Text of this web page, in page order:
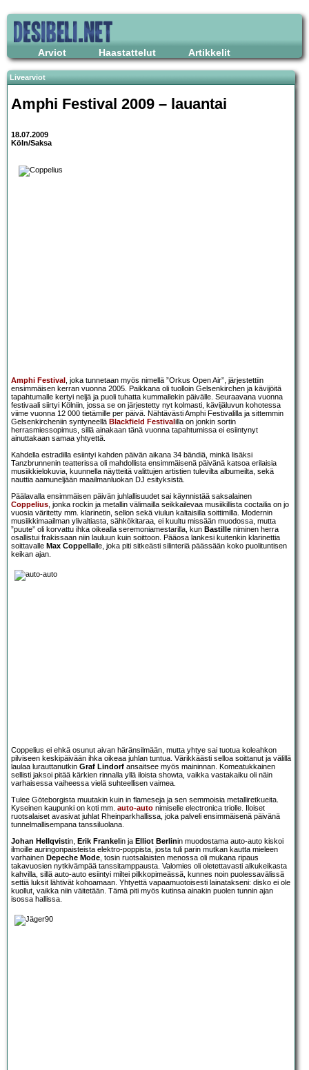
Arviot Haastattelut Artikkelit
Livearviot
Amphi Festival 2009 – lauantai
18.07.2009
Köln/Saksa
Amphi Festival , joka tunnetaan myös nimellä ”Orkus Open Air”, järjestettiin
ensimmäisen kerran vuonna 2005. Paikkana oli tuolloin Gelsenkirchen ja kävijöitä
tapahtumalle kertyi neljä ja puoli tuhatta kummallekin päivälle. Seuraavana vuonna
festivaali siirtyi Kölniin, jossa se on järjestetty nyt kolmasti, kävijäluvun kohotessa
viime vuonna 12 000 tietämille per päivä. Nähtävästi Amphi Festivalilla ja sittemmin
Gelsenkircheniin syntyneellä Blackfield Festivalilla on jonkin sortin
herrasmiessopimus, sillä ainakaan tänä vuonna tapahtumissa ei esiintynyt
ainuttakaan samaa yhtyettä.
Kahdella estradilla esiintyi kahden päivän aikana 34 bändiä, minkä lisäksi
Tanzbrunnenin teatterissa oli mahdollista ensimmäisenä päivänä katsoa erilaisia
musiikkielokuvia, kuunnella näytteitä valittujen artistien tulevilta albumeilta, sekä
nauttia aamuneljään maailmanluokan DJ esityksistä.
Päälavalla ensimmäisen päivän juhlallisuudet sai käynnistää saksalainen
Coppelius, jonka rockin ja metallin välimailla seikkailevaa musiikillista coctailia on jo
vuosia väritetty mm. klarinetin, sellon sekä viulun kaltaisilla soittimilla. Modernin
musiikkimaailman ylivaltiasta, sähkökitaraa, ei kuultu missään muodossa, mutta
”puute” oli korvattu ihka oikealla seremoniamestarilla, kun Bastille niminen herra
osallistui frakissaan niin lauluun kuin soittoon. Pääosa lankesi kuitenkin klarinettia
soittavalle Max Coppellalle, joka piti sitkeästi silinteriä päässään koko puolituntisen
keikan ajan.
Coppelius ei ehkä osunut aivan häränsilmään, mutta yhtye sai tuotua koleahkon
pilviseen keskipäivään ihka oikeaa juhlan tuntua. Värikkäästi selloa soittanut ja välillä
laulaa lurauttanutkin Graf Lindorf ansaitsee myös maininnan. Komeatukkainen
sellisti jaksoi pitää kärkien rinnalla yllä iloista showta, vaikka vastakaiku oli näin
varhaisessa vaiheessa vielä suhteellisen vaimea.
Tulee Göteborgista muutakin kuin in flameseja ja sen semmoisia metalliretkueita.
Kyseinen kaupunki on koti mm. auto-auto nimiselle electronica triolle. Iloiset
ruotsalaiset avasivat juhlat Rheinparkhallissa, joka palveli ensimmäisenä päivänä
tunnelmallisempana tanssiluolana.
Johan Hellqvistin, Erik Frankel in ja Elliot Berlinin muodostama auto-auto kiskoi
ilmoille auringonpaisteista elektro-poppista, josta tuli parin mutkan kautta mieleen
varhainen Depeche Mode, tosin ruotsalaisten menossa oli mukana ripaus
takavuosien nytkivämpää tanssitamppausta. Valomies oli oletettavasti alkukeikasta
kahvilla, sillä auto-auto esiintyi miltei pilkkopimeässä, kunnes noin puolessavälissä
settiä luksit lähtivät kohoamaan. Yhtyettä vapaamuotoisesti lainatakseni: disko ei ole
kuollut, vaikka niin väitetään. Tämä piti myös kutinsa ainakin puolen tunnin ajan
isossa hallissa.